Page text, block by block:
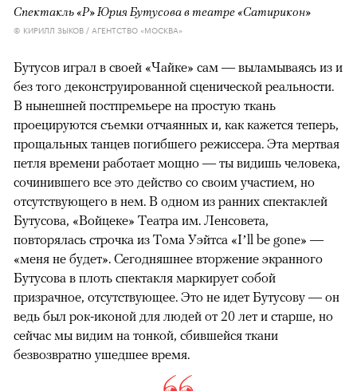
Спектакль «Р» Юрия Бутусова в театре «Сатирикон»
© КИРИЛЛ ЗЫКОВ / АГЕНТСТВО «МОСКВА»
Бутусов играл в своей «Чайке» сам — выламываясь из и
без того деконструированной сценической реальности.
В нынешней постпремьере на простую ткань
проецируются съемки отчаянных и, как кажется теперь,
прощальных танцев погибшего режиссера. Эта мертвая
петля времени работает мощно — ты видишь человека,
сочинившего все это действо со своим участием, но
отсутствующего в нем. В одном из ранних спектаклей
Бутусова, «Войцеке» Театра им. Ленсовета,
повторялась строчка из Тома Уэйтса «I’ll be gone» —
«меня не будет». Сегодняшнее вторжение экранного
Бутусова в плоть спектакля маркирует собой
призрачное, отсутствующее. Это не идет Бутусову — он
ведь был рок-иконой для людей от 20 лет и старше, но
сейчас мы видим на тонкой, сбившейся ткани
безвозвратно ушедшее время.